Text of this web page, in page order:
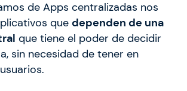
de Apps centralizadas nos
que dependen de una
que tiene el poder de decidir
sin necesidad de tener en